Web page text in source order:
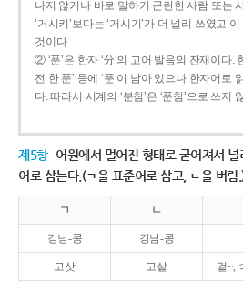
나지 않거나 바로 말하기 곤란한 사람 또는
‘거시키’보다는 ‘거시기’가 더 널리 쓰였고
것이다.
② ‘푼’은 한자 ‘分’의 고어 발음의 잔재이다.
전 한 푼’ 등에 ‘푼’이 남아 있으나 한자어로
다. 따라서 시계의 ‘분침’은 ‘푼침’으로 쓰지
제5항 어원에서 멀어진 형태로 굳어져서
어로 삼는다.(ㄱ을 표준어로 삼고, ㄴ을 버림
ㄱ ㄴ
강낭-콩 강남-콩
고삿 고샅 겉~,